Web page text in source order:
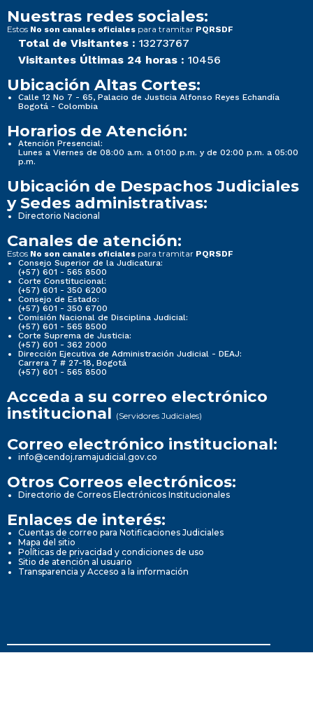
Nuestras redes sociales:
Estos No son canales oficiales para tramitar PQRSDF
Total de Visitantes : 13273767
Visitantes Últimas 24 horas : 10456
Ubicación Altas Cortes:
Calle 12 No 7 - 65, Palacio de Justicia Alfonso Reyes Echandía
Bogotá - Colombia
Horarios de Atención:
Atención Presencial:
Lunes a Viernes de 08:00 a.m. a 01:00 p.m. y de 02:00 p.m. a 05:00
p.m.
Ubicación de Despachos Judiciales
y Sedes administrativas:
Directorio Nacional
Canales de atención:
Estos No son canales oficiales para tramitar PQRSDF
Consejo Superior de la Judicatura:
(+57) 601 - 565 8500
Corte Constitucional:
(+57) 601 - 350 6200
Consejo de Estado:
(+57) 601 - 350 6700
Comisión Nacional de Disciplina Judicial:
(+57) 601 - 565 8500
Corte Suprema de Justicia:
(+57) 601 - 362 2000
Dirección Ejecutiva de Administración Judicial - DEAJ:
Carrera 7 # 27-18, Bogotá
(+57) 601 - 565 8500
Acceda a su correo electrónico
institucional (Servidores Judiciales)
Correo electrónico institucional:
info@cendoj.ramajudicial.gov.co
Otros Correos electrónicos:
Directorio de Correos Electrónicos Institucionales
Enlaces de interés:
Cuentas de correo para Notificaciones Judiciales
Mapa del sitio
Políticas de privacidad y condiciones de uso
Sitio de atención al usuario
Transparencia y Acceso a la información